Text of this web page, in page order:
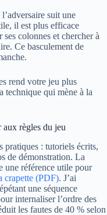
suit une
il est plus efficace
colonnes et chercher à
Ce basculement de
rend votre jeu plus
technique qui mène à la
aux règles du jeu
pratiques : tutoriels écrits,
de démonstration. La
une référence utile pour
crapette (PDF). J’ai
une séquence
internaliser l’ordre des
les fautes de 40 % selon